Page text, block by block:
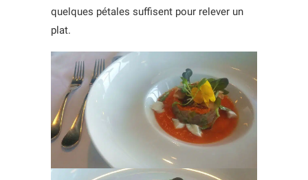
quelques pétales suffisent pour relever un
plat.